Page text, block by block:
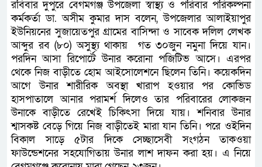
রবিবার দুপুরে বেগমগঞ্জ উপজেলা স্বাস্থ্য ও পরিবার পরিকল্পনা
কর্মকর্তা ডা. অসীম কুমার দাস বলেন, উপজেলার আলাইয়াপুর
ইউনিয়নের সুজায়েতপুর গ্রামের বাসিন্দা ও সাবেক দলিল লেখক
আব্দুর রব (৮০) অসুস্থ্য থাকায় গত ৩০জুন নমুনা দিয়ে যান।
পরদিন আসা রিপোর্টে উনার করোনা পজিটিভ আসে। এরপর
থেকে নিজ বাড়ীতে হোম আইসোলেশনে ছিলেন তিনি। কয়েকদিন
আগে উনার শারীরিক অবস্থা খারাপ হওয়ার পর কোভিড
হাসপাতালে আনার পরামর্শ দিলেও তার পরিবারের লোকজন
উনাকে বাড়ীতে রেখেই চিকিৎসা দিয়ে যায়। শনিবার উনার
শ্বাসকষ্ট বেড়ে গিয়ে নিজ বাড়ীতেই মারা যান তিনি। পরে ওইদিন
বিকাল সাড়ে ৫টার দিকে সেচ্ছাসেবী সংগঠন তাকওয়া
ফাউন্ডেশনের সহযোগিতায় উনার লাশ দাফন করা হয়। এ নিয়ে